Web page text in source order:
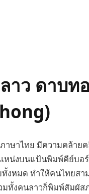
าว ดาบท
าษาไทย มีความคล้าย
หน่งบนแป้นพิมพ์คีย์บอ
ทั้งหมด ทำให้คนไทยส
มทั้งคนลาวก็พิมพ์สัมผัส